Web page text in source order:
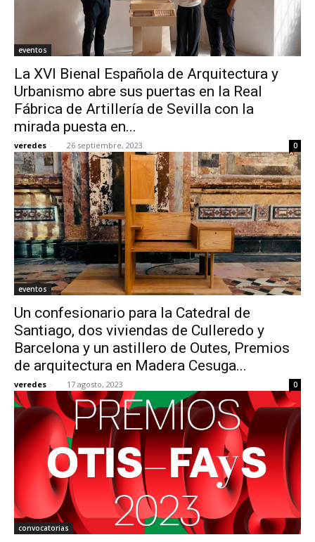
eventos
La XVI Bienal Española de Arquitectura y
Urbanismo abre sus puertas en la Real
Fábrica de Artillería de Sevilla con la
mirada puesta en...
veredes - 26 septiembre, 2023 0
eventos
Un confesionario para la Catedral de
Santiago, dos viviendas de Culleredo y
Barcelona y un astillero de Outes, Premios
de arquitectura en Madera Cesuga...
veredes - 17 agosto, 2023 0
convocatorias